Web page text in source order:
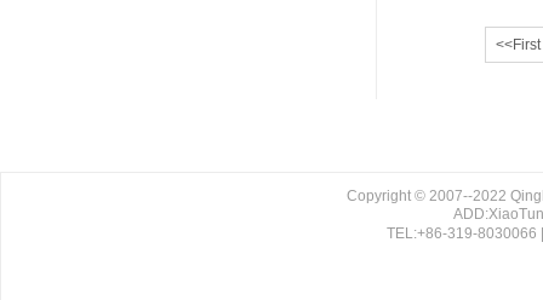
<<First
Copyright © 2007--2022
TEL:+86-319-8030066